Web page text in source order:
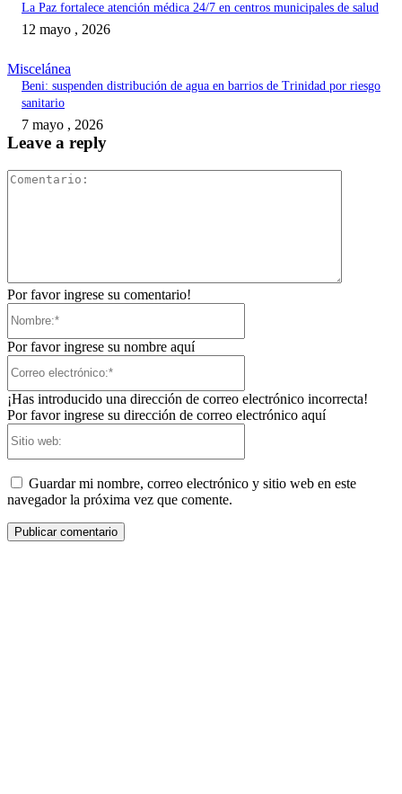
La Paz fortalece atención médica 24/7 en centros municipales de salud
12 mayo , 2026
Miscelánea
Beni: suspenden distribución de agua en barrios de Trinidad por riesgo
sanitario
7 mayo , 2026
Leave a reply
Por favor ingrese su comentario!
Por favor ingrese su nombre aquí
¡Has introducido una dirección de correo electrónico incorrecta!
Por favor ingrese su dirección de correo electrónico aquí
Guardar mi nombre, correo electrónico y sitio web en este
navegador la próxima vez que comente.